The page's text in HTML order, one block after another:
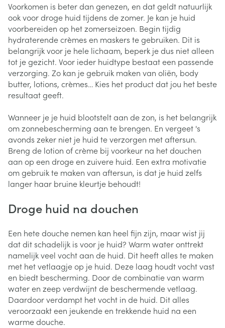
Voorkomen is beter dan genezen, en dat geldt natuurlijk
ook voor droge huid tijdens de zomer. Je kan je huid
voorbereiden op het zomerseizoen. Begin tijdig
hydraterende crèmes en maskers te gebruiken. Dit is
belangrijk voor je hele lichaam, beperk je dus niet alleen
tot je gezicht. Voor ieder huidtype bestaat een passende
verzorging. Zo kan je gebruik maken van oliën, body
butter, lotions, crèmes… Kies het product dat jou het beste
resultaat geeft.
Wanneer je je huid blootstelt aan de zon, is het belangrijk
om zonnebescherming aan te brengen. En vergeet 's
avonds zeker niet je huid te verzorgen met aftersun.
Breng de lotion of crème bij voorkeur na het douchen
aan op een droge en zuivere huid. Een extra motivatie
om gebruik te maken van aftersun, is dat je huid zelfs
langer haar bruine kleurtje behoudt!
Droge huid na douchen
Een hete douche nemen kan heel fijn zijn, maar wist jij
dat dit schadelijk is voor je huid? Warm water onttrekt
namelijk veel vocht aan de huid. Dit heeft alles te maken
met het vetlaagje op je huid. Deze laag houdt vocht vast
en biedt bescherming. Door de combinatie van warm
water en zeep verdwijnt de beschermende vetlaag.
Daardoor verdampt het vocht in de huid. Dit alles
veroorzaakt een jeukende en trekkende huid na een
warme douche.